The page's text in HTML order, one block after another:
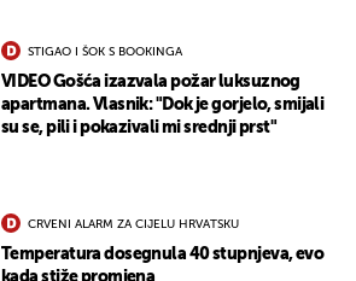
STIGAO I ŠOK S BOOKINGA
VIDEO Gošća izazvala požar luksuznog
apartmana. Vlasnik: "Dok je gorjelo, smijali
su se, pili i pokazivali mi srednji prst"
CRVENI ALARM ZA CIJELU HRVATSKU
Temperatura dosegnula 40 stupnjeva, evo
kada stiže promjena